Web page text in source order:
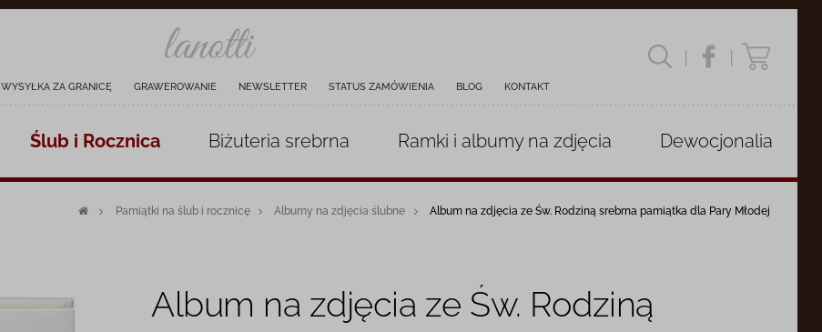
WYSYŁKA ZA GRANICĘ GRAWEROWANIE NEWSLETTER STATUS ZAMÓWIENIA BLOG KONTAKT
| |
Ślub i Rocznica Biżuteria srebrna Ramki i albumyna zdjęcia Dewocjonalia
Pamiątki na ślub i rocznicę Albumy na zdjęcia ślubne Album na zdjęcia ze Św. Rodziną srebrna pamiątka dla Pary Młodej
Album na zdjęcia ze Św. Rodziną